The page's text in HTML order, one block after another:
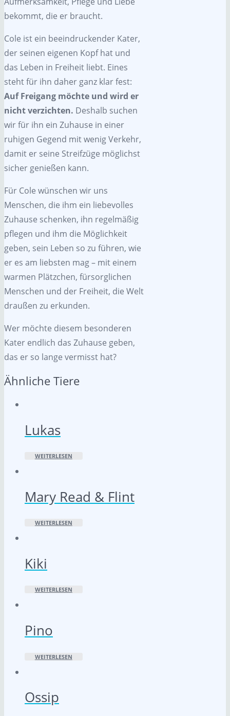
bekommt, die er braucht.
Cole ist ein beeindruckender Kater,
der seinen eigenen Kopf hat und
das Leben in Freiheit liebt. Eines
steht für ihn daher ganz klar fest:
Auf Freigang möchte und wird er
nicht verzichten. Deshalb suchen
wir für ihn ein Zuhause in einer
ruhigen Gegend mit wenig Verkehr,
damit er seine Streifzüge möglichst
sicher genießen kann.
Für Cole wünschen wir uns
Menschen, die ihm ein liebevolles
Zuhause schenken, ihn regelmäßig
pflegen und ihm die Möglichkeit
geben, sein Leben so zu führen, wie
er es am liebsten mag – mit einem
warmen Plätzchen, fürsorglichen
Menschen und der Freiheit, die Welt
draußen zu erkunden.
Wer möchte diesem besonderen
Kater endlich das Zuhause geben,
das er so lange vermisst hat?
Ähnliche Tiere
Lukas
WEITERLESEN
Mary Read & Flint
WEITERLESEN
Kiki
WEITERLESEN
Pino
WEITERLESEN
Ossip